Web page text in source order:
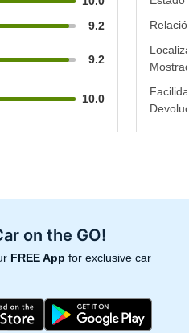
9.2
9.2
10.0
on the GO!
FREE App for exclusive car